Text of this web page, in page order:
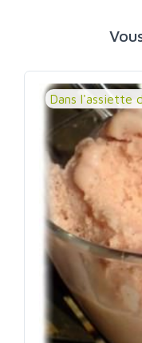
Dans l'assiette